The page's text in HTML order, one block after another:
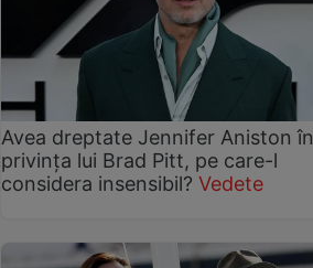
Avea dreptate Jennifer Aniston în
privința lui Brad Pitt, pe care-l
considera insensibil? Vedete